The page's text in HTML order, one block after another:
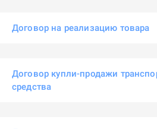
Договор на реализацию товара
Договор купли-продажи
средства